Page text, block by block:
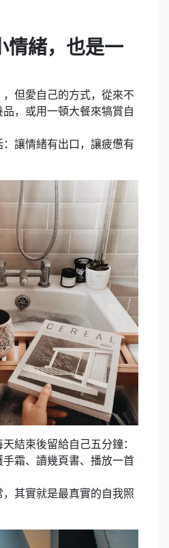
情緒，也是一
但愛自己的方式，從來不
，或用一頓大餐來犒賞自
讓情緒有出口，讓疲憊有
結束後留給自己五分鐘：
霜、讀幾頁書、播放一首
其實就是最真實的自我照